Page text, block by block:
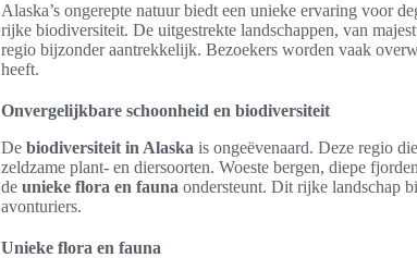
Alaska’s ongerepte natuur biedt een unieke ervaring voor
rijke biodiversiteit. De uitgestrekte landschappen, van
regio bijzonder aantrekkelijk. Bezoekers worden vaak
heeft.
Onvergelijkbare schoonheid en biodiversiteit
De biodiversiteit in Alaska is ongeëvenaard. Deze regio
zeldzame plant- en diersoorten. Woeste bergen, diepe
de unieke flora en fauna ondersteunt. Dit rijke landschap
avonturiers.
Unieke flora en fauna